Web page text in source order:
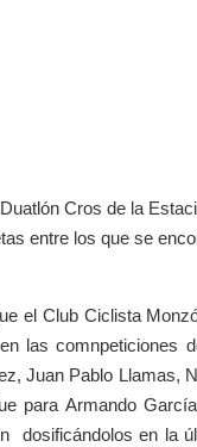
Cros de la
entre los que se
el Club Ciclista
las comnpeticiones
Juan Pablo Llamas,
para Armando
dosificándolos en la